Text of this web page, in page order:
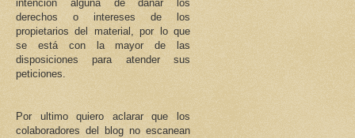
intención alguna de dañar los
derechos o intereses de los
propietarios del material, por lo que
se está con la mayor de las
disposiciones para atender sus
peticiones.
Por ultimo quiero aclarar que los
colaboradores del blog no escanean